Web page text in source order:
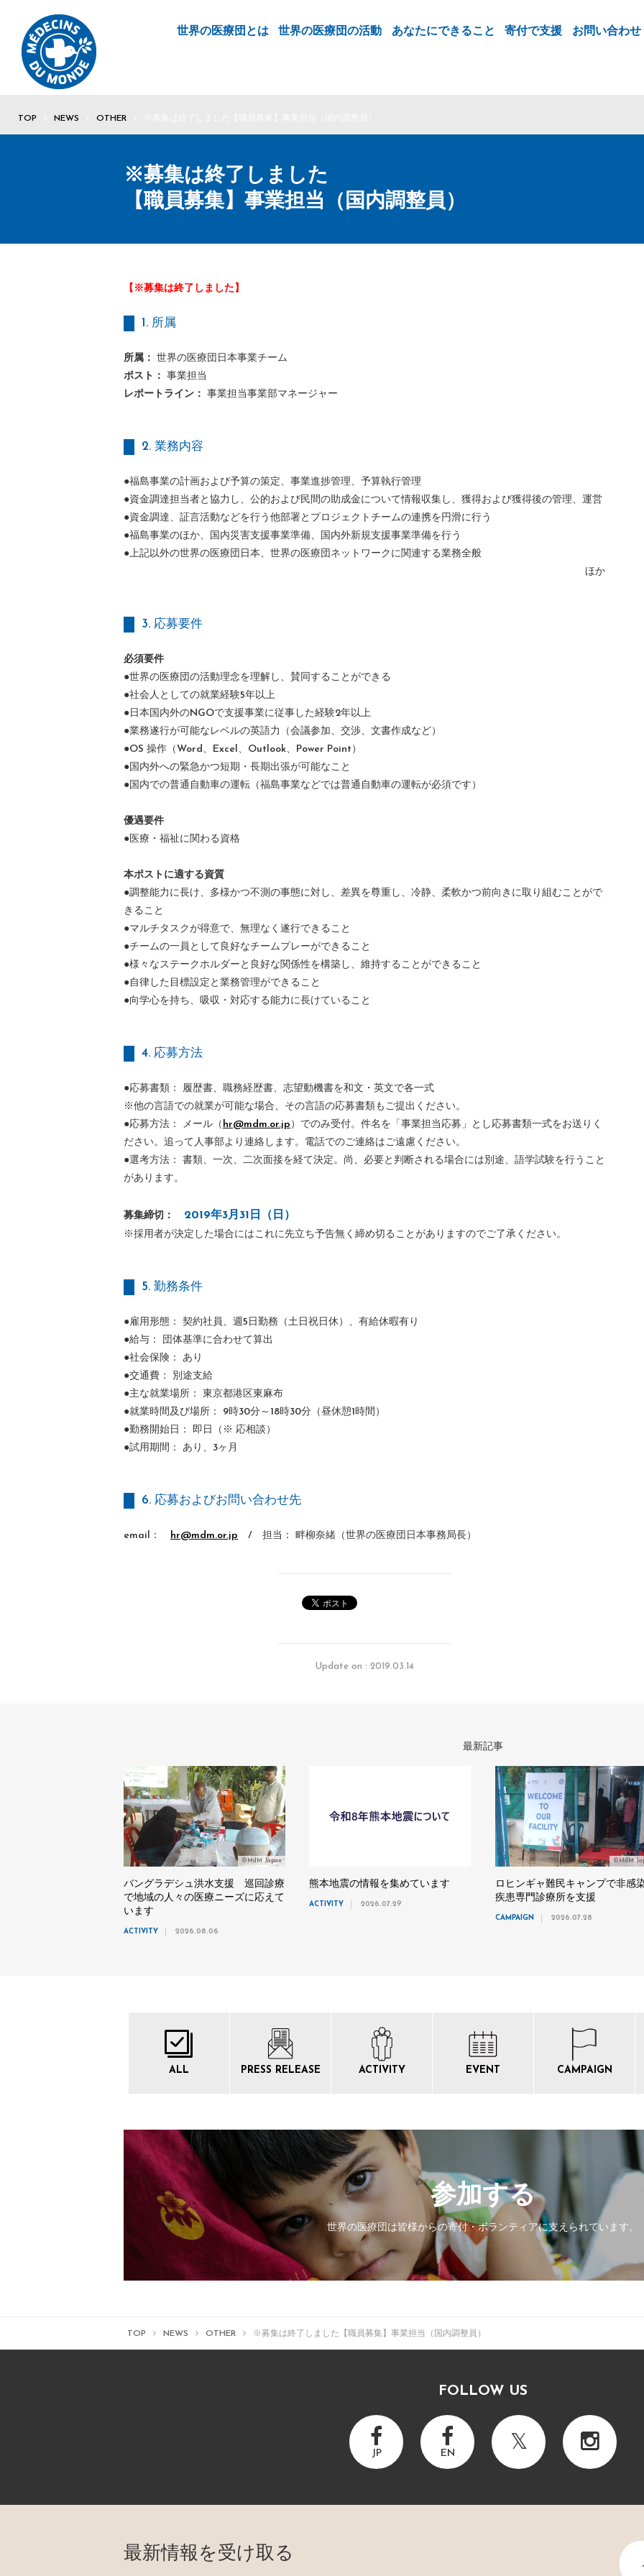
世界の医療団とは 世界の医療団の活動 あなたにできること 寄付で支援 お問い合わせ
TOP NEWS OTHER
※募集は終了しました
【職員募集】事業担当（国内調整員）
【※募集は終了しました】
1. 所属
所属： 世界の医療団日本事業チーム
ポスト： 事業担当
レポートライン： 事業担当事業部マネージャー
2. 業務内容
●福島事業の計画および予算の策定、事業進捗管理、予算執行管理
●資金調達担当者と協力し、公的および民間の助成金について情報収集し、獲得および獲得後の管理、運営
●資金調達、証言活動などを行う他部署とプロジェクトチームの連携を円滑に行う
●福島事業のほか、国内災害支援事業準備、国内外新規支援事業準備を行う
●上記以外の世界の医療団日本、世界の医療団ネットワークに関連する業務全般
ほか
3. 応募要件
必須要件
●世界の医療団の活動理念を理解し、賛同することができる
●社会人としての就業経験5年以上
●日本国内外のNGOで支援事業に従事した経験2年以上
●業務遂行が可能なレベルの英語力（会議参加、交渉、文書作成など）
●OS 操作（Word、Excel、Outlook、Power Point）
●国内外への緊急かつ短期・長期出張が可能なこと
●国内での普通自動車の運転（福島事業などでは普通自動車の運転が必須です）
優遇要件
●医療・福祉に関わる資格
本ポストに適する資質
●調整能力に長け、多様かつ不測の事態に対し、差異を尊重し、冷静、柔軟かつ前向きに取り組むことがで
きること
●マルチタスクが得意で、無理なく遂行できること
●チームの一員として良好なチームプレーができること
●様々なステークホルダーと良好な関係性を構築し、維持することができること
●自律した目標設定と業務管理ができること
●向学心を持ち、吸収・対応する能力に長けていること
4. 応募方法
●応募書類： 履歴書、職務経歴書、志望動機書を和文・英文で各一式
※他の言語での就業が可能な場合、その言語の応募書類もご提出ください。
●応募方法： メール（ hr@mdm.or.jp ）でのみ受付。件名を「事業担当応募」とし応募書類一式をお送りく
ださい。追って人事部より連絡します。電話でのご連絡はご遠慮ください。
●選考方法： 書類、一次、二次面接を経て決定。尚、必要と判断される場合には別途、語学試験を行うこと
があります。
募集締切： 2019年3月31日（日）
※採用者が決定した場合にはこれに先立ち予告無く締め切ることがありますのでご了承ください。
5. 勤務条件
●雇用形態： 契約社員、週5日勤務（土日祝日休）、有給休暇有り
●給与： 団体基準に合わせて算出
●社会保険： あり
●交通費： 別途支給
●主な就業場所： 東京都港区東麻布
●就業時間及び場所： 9時30分～18時30分（昼休憩1時間）
●勤務開始日： 即日（※ 応相談）
●試用期間： あり、3ヶ月
6. 応募およびお問い合わせ先
email： hr@mdm.or.jp / 担当： 畔柳奈緒（世界の医療団日本事務局長）
Update on : 2019.03.14
最新記事
©MdM Japan
バングラデシュ洪水支援 巡回診療
で地域の人々の医療ニーズに応えて
います
ACTIVITY 2026.08.06
熊本地震の情報を集めています
ACTIVITY 2026.07.29
©MdM
ロヒンギャ難民キャンプで非感
疾患専門診療所を支援
CAMPAIGN 2026.07.28
ALL PRESS RELEASE ACTIVITY EVENT CAMPAIGN
参加する
世界の医療団は皆様からの寄付・ボランティアに支えられています。
TOP NEWS OTHER ※募集は終了しました 【職員募集】事業担当（国内調整員）
FOLLOW US
JP EN
最新情報を受け取る